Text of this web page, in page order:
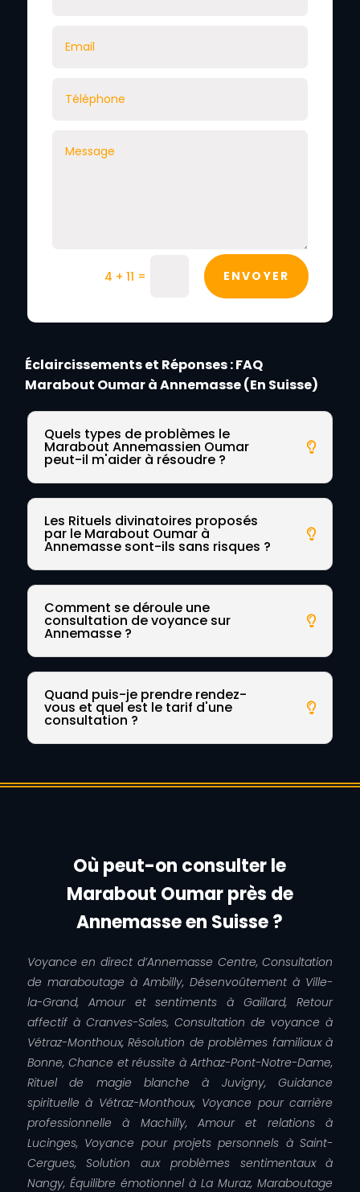
4 + 11 = ENVOYER
Éclaircissements et Réponses : FAQ
Marabout Oumar à Annemasse (En Suisse)
Quels types de problèmes le
Marabout Annemassien Oumar
peut-il m'aider à résoudre ?
Les Rituels divinatoires proposés
par le Marabout Oumar à
Annemasse sont-ils sans risques ?
Comment se déroule une
consultation de voyance sur
Annemasse ?
Quand puis-je prendre rendez-
vous et quel est le tarif d'une
consultation ?
Où peut-on consulter le
Marabout Oumar près de
Annemasse en Suisse ?
Voyance en direct d’Annemasse Centre, Consultation
de maraboutage à Ambilly, Désenvoûtement à Ville-
la-Grand, Amour et sentiments à Gaillard, Retour
affectif à Cranves-Sales, Consultation de voyance à
Vétraz-Monthoux, Résolution de problèmes familiaux à
Bonne, Chance et réussite à Arthaz-Pont-Notre-Dame,
Rituel de magie blanche à Juvigny, Guidance
spirituelle à Vétraz-Monthoux, Voyance pour carrière
professionnelle à Machilly, Amour et relations à
Lucinges, Voyance pour projets personnels à Saint-
Cergues, Solution aux problèmes sentimentaux à
Nangy, Équilibre émotionnel à La Muraz, Maraboutage